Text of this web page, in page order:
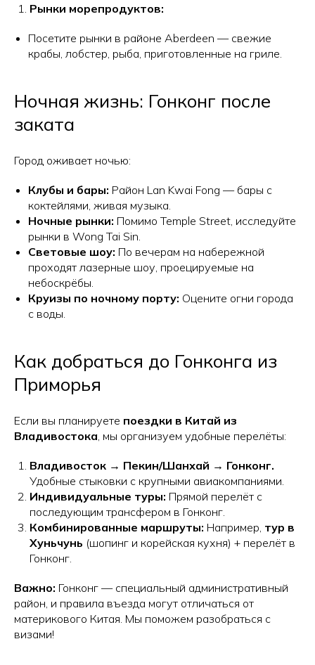
Рынки морепродуктов:
Посетите рынки в районе Aberdeen — свежие
крабы, лобстер, рыба, приготовленные на гриле.
Ночная жизнь: Гонконг после
заката
Город оживает ночью:
Клубы и бары: Район Lan Kwai Fong — бары с
коктейлями, живая музыка.
Ночные рынки: Помимо Temple Street, исследуйте
рынки в Wong Tai Sin.
Световые шоу: По вечерам на набережной
проходят лазерные шоу, проецируемые на
небоскрёбы.
Круизы по ночному порту: Оцените огни города
с воды.
Как добраться до Гонконга из
Приморья
Если вы планируете поездки в Китай из
Владивостока , мы организуем удобные перелёты:
Владивосток → Пекин/Шанхай → Гонконг.
Удобные стыковки с крупными авиакомпаниями.
Индивидуальные туры: Прямой перелёт с
последующим трансфером в Гонконг.
Комбинированные маршруты: Например, тур в
Хуньчунь (шопинг и корейская кухня) + перелёт в
Гонконг.
Важно: Гонконг — специальный административный
район, и правила въезда могут отличаться от
материкового Китая. Мы поможем разобраться с
визами!